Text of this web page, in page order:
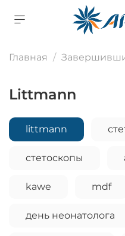
Главная
littmann
littmann
стетоскопы
kawe mdf
день неонатолога